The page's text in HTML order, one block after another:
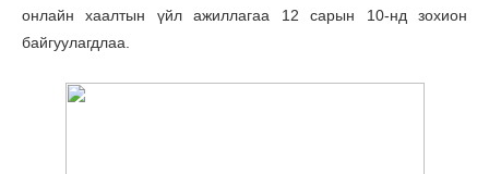
онлайн хаалтын үйл ажиллагаа 12 сарын 10-нд зохион
байгуулагдлаа.